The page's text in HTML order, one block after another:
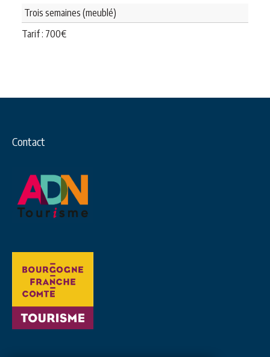
Trois semaines (meublé)
Tarif : 700€
Contact